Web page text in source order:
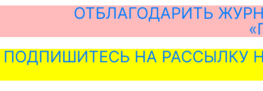
ОТБЛАГОДАРИТЬ
ПОДПИШИТЕСЬ НА РАССЫЛКУ